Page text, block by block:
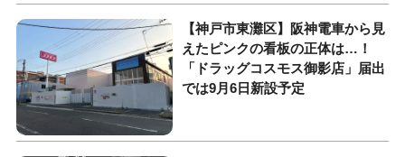
【神戸市東灘区】阪神電車から見
えたピンクの看板の正体は…！
「ドラッグコスモス御影店」届出
では9月6日新設予定